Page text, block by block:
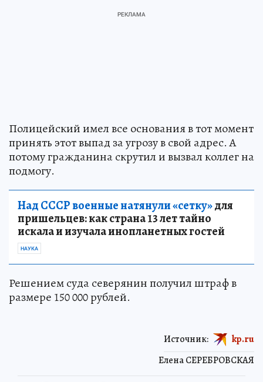
Полицейский имел все основания в тот момент
принять этот выпад за угрозу в свой адрес. А
потому гражданина скрутил и вызвал коллег на
подмогу.
Над СССР военные натянули «сетку»для
пришельцев: как страна 13 лет тайно
искала и изучала инопланетных гостей
НАУКА
Решением суда северянин получил штраф в
размере 150 000 рублей.
Елена СЕРЕБРОВСКАЯ
Источник: kp.ru